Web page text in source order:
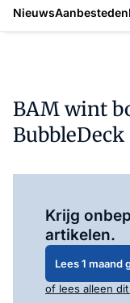
NieuwsAanbesteden
BAM wint
Krijg
artikelen.
Lees 1 maand
of lees alleen